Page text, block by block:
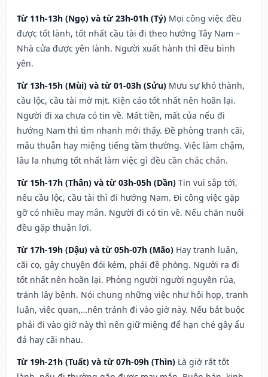
Từ 11h-13h (Ngọ) và từ 23h-01h (Tý) Mọi công việc đều
được tốt lành, tốt nhất cầu tài đi theo hướng Tây Nam –
Nhà cửa được yên lành. Người xuất hành thì đều bình
yên.
Từ 13h-15h (Mùi) và từ 01-03h (Sửu) Mưu sự khó thành,
cầu lộc, cầu tài mờ mịt. Kiện cáo tốt nhất nên hoãn lại.
Người đi xa chưa có tin về. Mất tiền, mất của nếu đi
hướng Nam thì tìm nhanh mới thấy. Đề phòng tranh cãi,
mâu thuẫn hay miệng tiếng tầm thường. Việc làm chậm,
lâu la nhưng tốt nhất làm việc gì đều cần chắc chắn.
Từ 15h-17h (Thân) và từ 03h-05h (Dần) Tin vui sắp tới,
nếu cầu lộc, cầu tài thì đi hướng Nam. Đi công việc gặp
gỡ có nhiều may mắn. Người đi có tin về. Nếu chăn nuôi
đều gặp thuận lợi.
Từ 17h-19h (Dậu) và từ 05h-07h (Mão) Hay tranh luận,
cãi cọ, gây chuyện đói kém, phải đề phòng. Người ra đi
tốt nhất nên hoãn lại. Phòng người người nguyền rủa,
tránh lây bệnh. Nói chung những việc như hội họp, tranh
luận, việc quan,…nên tránh đi vào giờ này. Nếu bắt buộc
phải đi vào giờ này thì nên giữ miệng để hạn ché gây ẩu
đả hay cãi nhau.
Từ 19h-21h (Tuất) và từ 07h-09h (Thìn) Là giờ rất tốt